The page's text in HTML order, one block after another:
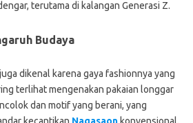
terutama di kalangan Generasi Z.
Budaya
dikenal karena gaya fashionnya yang
terlihat mengenakan pakaian longgar
dan motif yang berani, yang